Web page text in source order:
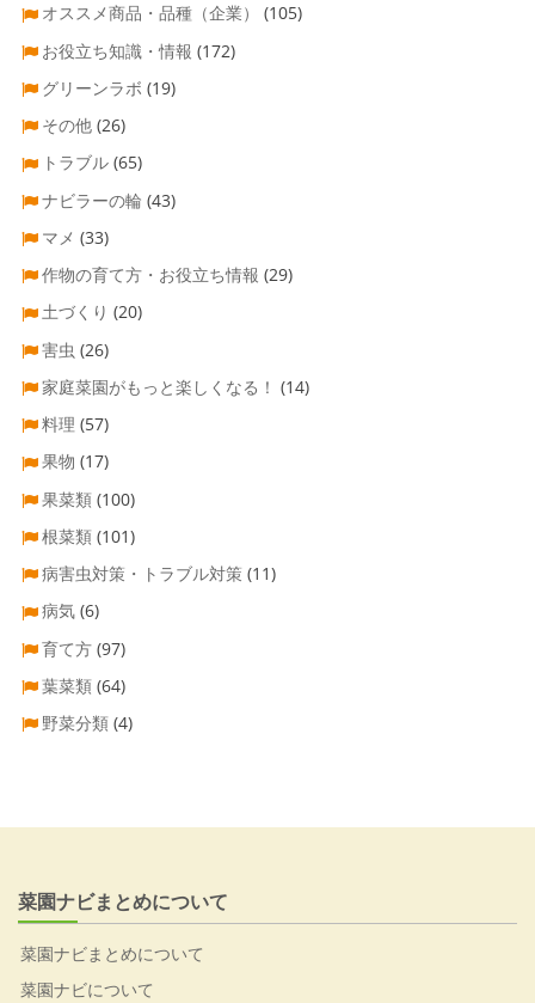
オススメ商品・品種（企業）
(105)
お役立ち知識・情報 (172)
グリーンラボ (19)
その他 (26)
トラブル (65)
ナビラーの輪 (43)
マメ (33)
作物の育て方・お役立ち情報 (29)
土づくり (20)
害虫 (26)
家庭菜園がもっと楽しくなる！ (14)
料理 (57)
果物 (17)
果菜類 (100)
根菜類 (101)
病害虫対策・トラブル対策 (11)
病気 (6)
育て方 (97)
葉菜類 (64)
野菜分類 (4)
菜園ナビまとめについて
菜園ナビまとめについて
菜園ナビについて